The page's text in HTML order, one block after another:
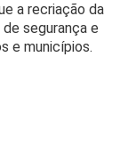
a recriação da
segurança e
e municípios.